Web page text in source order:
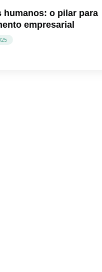
humanos: o pilar para
empresarial